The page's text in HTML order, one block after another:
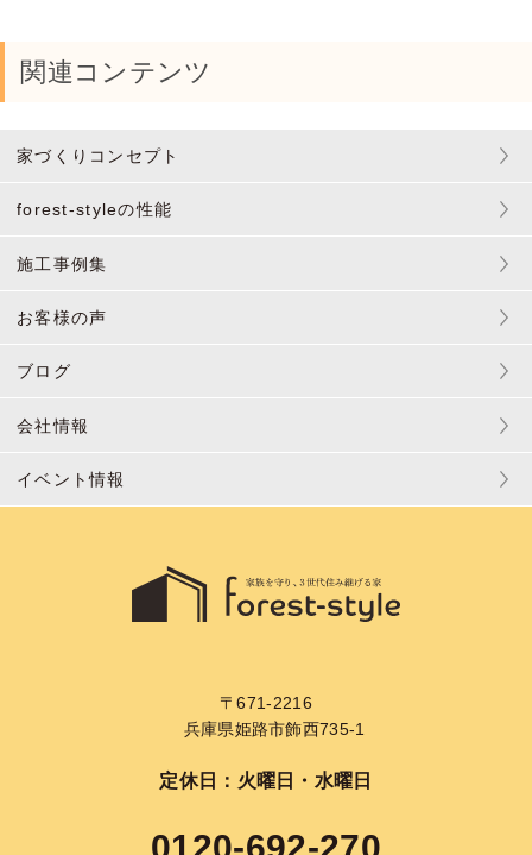
関連コンテンツ
家づくりコンセプト
forest-styleの性能
施工事例集
お客様の声
ブログ
会社情報
イベント情報
〒671-2216
兵庫県姫路市飾西735-1
定休日：火曜日・水曜日